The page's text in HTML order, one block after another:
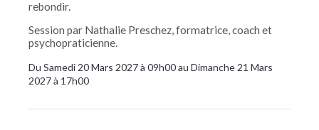
rebondir.
Session par Nathalie Preschez, formatrice, coach et
psychopraticienne.
Du Samedi 20 Mars 2027 à 09h00 au Dimanche 21 Mars
2027 à 17h00